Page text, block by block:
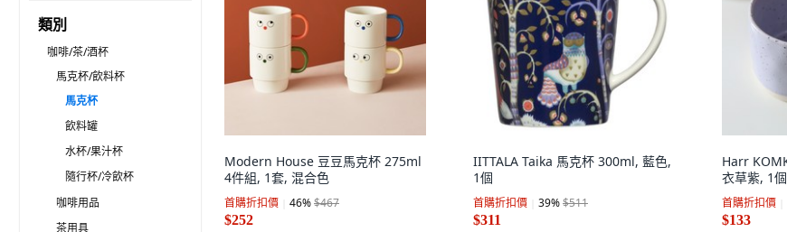
類別
咖啡/茶/酒杯
馬克杯/飲料杯
馬克杯
飲料罐
水杯/果汁杯
隨行杯/冷飲杯
咖啡用品
茶用具
Modern House 豆豆馬克杯 275ml
4件組, 1套, 混合色
首購折扣價 46%$467
$252
IITTALA Taika 馬克杯 300ml, 藍色,
1個
首購折扣價 39%$511
$311
Harr
衣草紫, 1個
首購折扣價
$133